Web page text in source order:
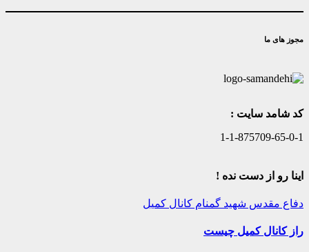
مجوز های ما
کد شامد سایت :
1-1-875709-65-0-1
اینا رو از دست نده !
دفاع مقدس شهید گمنام کانال کمیل
راز کانال کمیل چیست